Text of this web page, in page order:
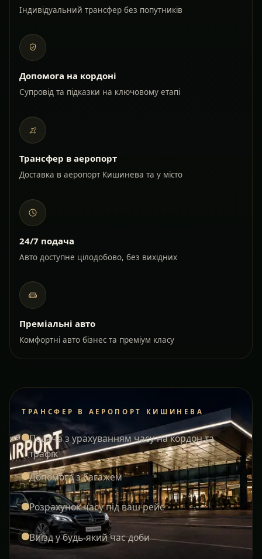
Індивідуальний трансфер без попутників
Допомога на кордоні
Супровід та підказки на ключовому етапі
Трансфер в аеропорт
Доставка в аеропорт Кишинева та у місто
24/7 подача
Авто доступне цілодобово, без вихідних
Преміальні авто
Комфортні авто бізнес та преміум класу
ТРАНСФЕР В АЕРОПОРТ КИШИНЕВА
Подача з урахуванням часу на кордон та
трафік
Допомога з багажем
Розрахунок часу під ваш рейс
Виїзд у будь-який час доби